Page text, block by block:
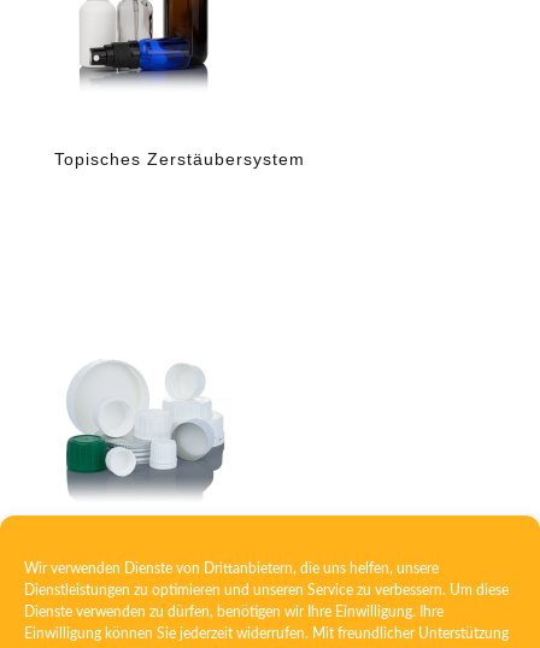
Wir verwenden Dienste von Drittanbietern, die uns helfen, unsere
Dienstleistungen zu optimieren und unseren Service zu verbessern. Um diese
Dienste verwenden zu dürfen, benötigen wir Ihre Einwilligung. Ihre
Einwilligung können Sie jederzeit widerrufen. Mit freundlicher Unterstützung
Topisches Zerstäubersystem
Verschluss mit Schaumeinlage